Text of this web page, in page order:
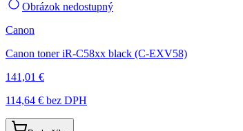
Obrázok nedostupný
Canon
Canon toner iR-C58xx black (C-EXV58)
141,01 €
114,64 € bez DPH